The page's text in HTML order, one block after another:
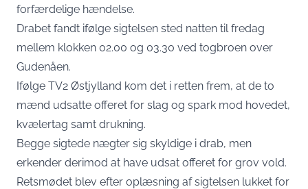
forfærdelige hændelse.
Drabet fandt ifølge sigtelsen sted natten til fredag
mellem klokken 02.00 og 03.30 ved togbroen over
Gudenåen.
Ifølge TV2 Østjylland kom det i retten frem, at de to
mænd udsatte offeret for slag og spark mod hovedet,
kvælertag samt drukning.
Begge sigtede nægter sig skyldige i drab, men
erkender derimod at have udsat offeret for grov vold.
Retsmødet blev efter oplæsning af sigtelsen lukket for